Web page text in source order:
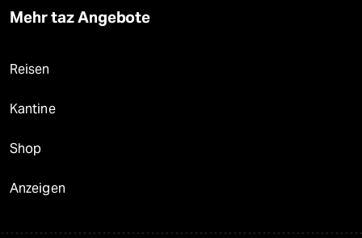
Mehr taz Angebote
Reisen
Kantine
Shop
Anzeigen